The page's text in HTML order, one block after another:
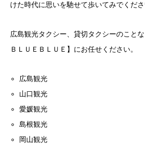
けた時代に思いを馳せて歩いてみでくださ
広島観光タクシー、貸切タクシーのこと
ＢＬＵＥＢＬＵＥ】にお任せください。
広島観光
山口観光
愛媛観光
島根観光
岡山観光